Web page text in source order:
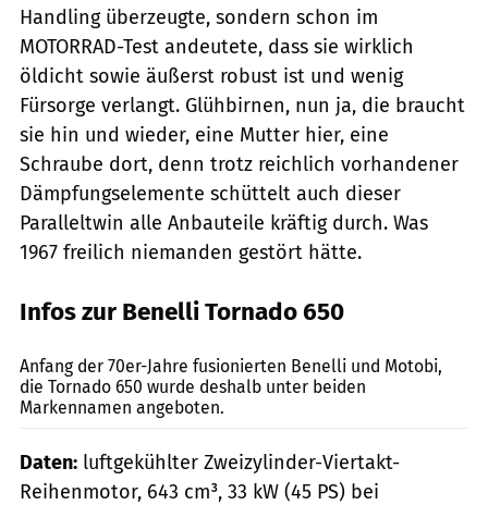
Handling überzeugte, sondern schon im
MOTORRAD-Test andeutete, dass sie wirklich
öldicht sowie äußerst robust ist und wenig
Fürsorge verlangt. Glühbirnen, nun ja, die braucht
sie hin und wieder, eine Mutter hier, eine
Schraube dort, denn trotz reichlich vorhandener
Dämpfungselemente schüttelt auch dieser
Paralleltwin alle Anbauteile kräftig durch. Was
1967 freilich niemanden gestört hätte.
Infos zur Benelli Tornado 650
Anfang der 70er-Jahre fusionierten Benelli und Motobi,
die Tornado 650 wurde deshalb unter beiden
Markennamen angeboten.
Daten: luftgekühlter Zweizylinder-Viertakt-
Reihenmotor, 643 cm³, 33 kW (45 PS) bei